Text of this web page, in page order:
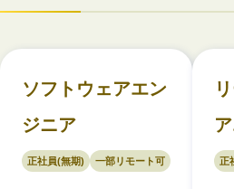
ソフトウェアエン
ジニア
正社員(無期) 一部リモート可 正